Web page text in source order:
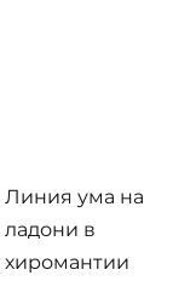
Линия ума на
ладони в
хиромантии